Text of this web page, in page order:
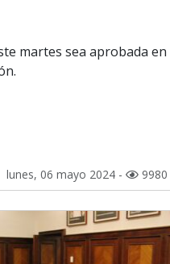
martes sea aprobada en
lunes, 06 mayo 2024 - 9980